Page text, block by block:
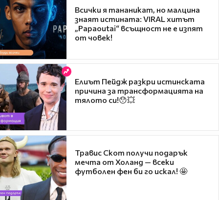
Всички я тананикат, но малцина
знаят истината: VIRAL хитът
„Papaoutai“ всъщност не е изпят
от човек!
Елиът Пейдж разкри истинската
причина за трансформацията на
тялото си!😯💥
Травис Скот получи подарък
мечта от Холанд — всеки
футболен фен би го искал! 🤩